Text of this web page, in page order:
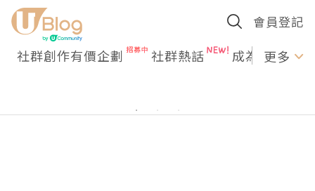
會員登記
社群創作有價企劃 社群熱話 成為U更多